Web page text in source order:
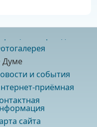
Думе
и события
приёмная
сайта